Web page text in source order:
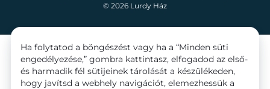
© 2026 Lurdy Ház
Ha folytatod a böngészést vagy ha a “Minden süti
engedélyezése,” gombra kattintasz, elfogadod az első-
és harmadik fél sütijeinek tárolását a készülékeden,
hogy javítsd a webhely navigációt, elemezhessük a